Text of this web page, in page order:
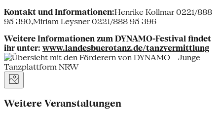
Kontakt und Informationen:Henrike Kollmar 0221/888
95 390,Miriam Leysner 0221/888 95 396
Weitere Informationen zum DYNAMO-Festival findet
ihr unter: www.landesbuerotanz.de/tanzvermittlung
Weitere Veranstaltungen